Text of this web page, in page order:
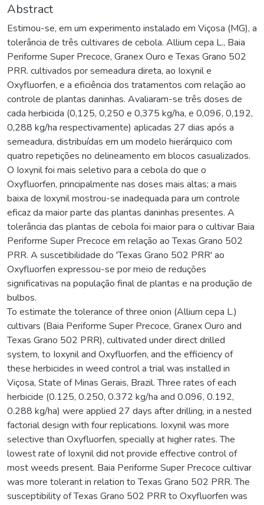
Abstract
Estimou-se, em um experimento instalado em Viçosa (MG), a
tolerância de três cultivares de cebola. Allium cepa L., Baia
Periforme Super Precoce, Granex Ouro e Texas Grano 502
PRR. cultivados por semeadura direta, ao Ioxynil e
Oxyfluorfen, e a eficiência dos tratamentos com relação ao
controle de plantas daninhas. Avaliaram-se três doses de
cada herbicida (0,125, 0,250 e 0,375 kg/ha, e 0,096, 0,192,
0,288 kg/ha respectivamente) aplicadas 27 dias após a
semeadura, distribuídas em um modelo hierárquico com
quatro repetições no delineamento em blocos casualizados.
O Ioxynil foi mais seletivo para a cebola do que o
Oxyfluorfen, principalmente nas doses mais altas; a mais
baixa de Ioxynil mostrou-se inadequada para um controle
eficaz da maior parte das plantas daninhas presentes. A
tolerância das plantas de cebola foi maior para o cultivar Baia
Periforme Super Precoce em relação ao Texas Grano 502
PRR. A suscetibilidade do 'Texas Grano 502 PRR' ao
Oxyfluorfen expressou-se por meio de reduções
significativas na população final de plantas e na produção de
bulbos.
To estimate the tolerance of three onion (Allium cepa L.)
cultivars (Baia Periforme Super Precoce, Granex Ouro and
Texas Grano 502 PRR), cultivated under direct drilled
system, to Ioxynil and Oxyfluorfen, and the efficiency of
these herbicides in weed control a trial was installed in
Viçosa, State of Minas Gerais, Brazil. Three rates of each
herbicide (0.125, 0.250, 0.372 kg/ha and 0.096, 0.192,
0.288 kg/ha) were applied 27 days after drilling, in a nested
factorial design with four replications. Ioxynil was more
selective than Oxyfluorfen, specially at higher rates. The
lowest rate of Ioxynil did not provide effective control of
most weeds present. Baia Periforme Super Precoce cultivar
was more tolerant in relation to Texas Grano 502 PRR. The
susceptibility of Texas Grano 502 PRR to Oxyfluorfen was